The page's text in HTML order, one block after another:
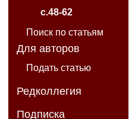
с.48-62
Поиск по статьям
Для авторов
Подать статью
Редколлегия
Подписка